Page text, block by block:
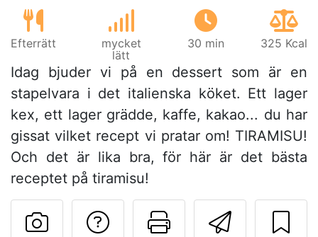
Efterrätt
mycket
lätt
30 min 325 Kcal
Idag bjuder vi på en dessert som är en
stapelvara i det italienska köket. Ett lager
kex, ett lager grädde, kaffe, kakao... du har
gissat vilket recept vi pratar om! TIRAMISU!
Och det är lika bra, för här är det bästa
receptet på tiramisu!
Skriv ut
Ställa en fråga till